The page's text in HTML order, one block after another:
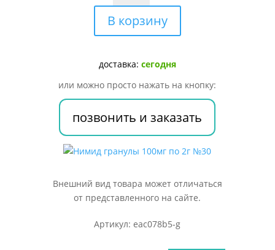
Нимид
гранулы
100мг
2г
В корзину
доставка: сегодня
или можно просто нажать на кнопку:
позвонить и заказать
Внешний вид товара может отличаться
от представленного на сайте.
Артикул: eac078b5-g